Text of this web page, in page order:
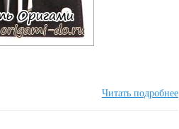
Читать подробнее